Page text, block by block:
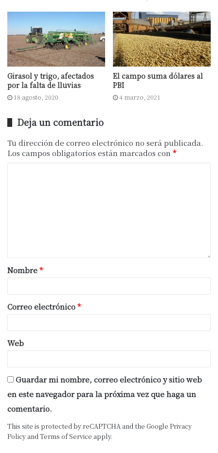
muy a tiempo y va a permitir expresar su
potencial y todo el trabajo que se hizo”,
aseguró en declaraciones radiales.
Campaña 2020/21
Bassi resaltó el “convencimiento” sobre la
ventaja de la fertilización en los últimos
cultivos en los cuales el productor se
acercó “muchísimo al modelo óptimo”.
Fuente Agrovoz
Girasol y trigo, afectados
por la falta de lluvias
18 agosto, 2020
El campo suma dólares al
PBI
4 marzo, 2021
Deja un comentario
Tu dirección de correo electrónico no será publicada.
Los campos obligatorios están marcados con *
Nombre*
Correo electrónico*
Web
Guardar mi nombre, correo electrónico y sitio web
en este navegador para la próxima vez que haga un
comentario.
This site is protected by reCAPTCHA and the Google Privacy
Policy andTerms of Service apply.